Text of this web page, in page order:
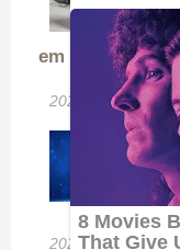
em tải về
2020-02-26
2020-01-15